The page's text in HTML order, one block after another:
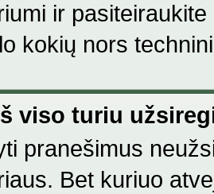
ir
kokių nors
viso turiu
pranešimus
Bet kuriuo